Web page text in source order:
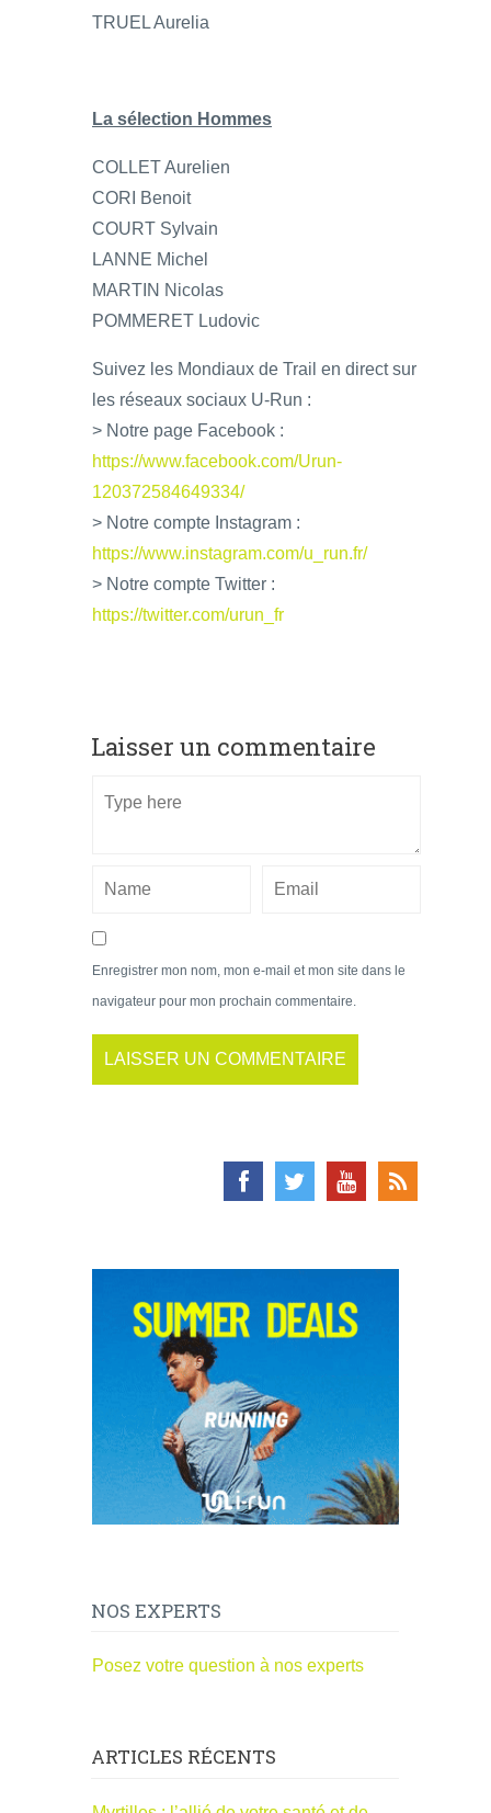
TRUEL Aurelia
La sélection Hommes
COLLET Aurelien
CORI Benoit
COURT Sylvain
LANNE Michel
MARTIN Nicolas
POMMERET Ludovic
Suivez les Mondiaux de Trail en direct sur
les réseaux sociaux U-Run :
> Notre page Facebook :
https://www.facebook.com/Urun-
120372584649334/
> Notre compte Instagram :
https://www.instagram.com/u_run.fr/
> Notre compte Twitter :
https://twitter.com/urun_fr
Laisser un commentaire
Enregistrer mon nom, mon e-mail et mon site dans le
navigateur pour mon prochain commentaire.
NOS EXPERTS
Posez votre question à nos experts
ARTICLES RÉCENTS